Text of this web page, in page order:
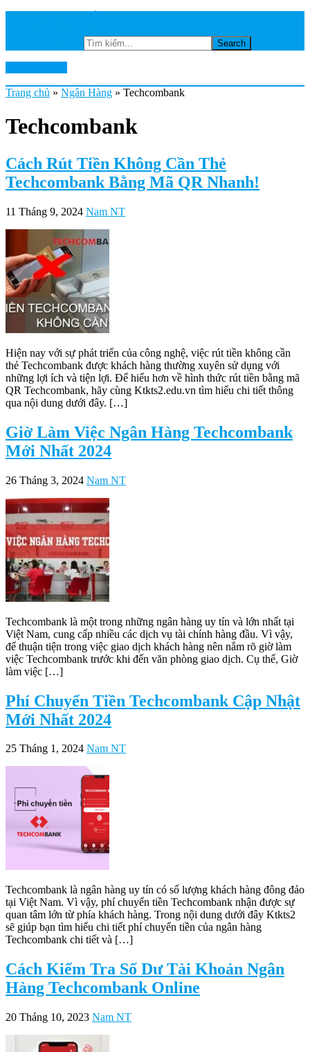
Trang chủ » Ngân Hàng » Techcombank
Techcombank
Cách Rút Tiền Không Cần Thẻ
Techcombank Bằng Mã QR Nhanh!
11 Tháng 9, 2024 Nam NT
Hiện nay với sự phát triển của công nghệ, việc rút tiền không cần
thẻ Techcombank được khách hàng thường xuyên sử dụng với
những lợi ích và tiện lợi. Để hiểu hơn về hình thức rút tiền bằng mã
QR Techcombank, hãy cùng Ktkts2.edu.vn tìm hiểu chi tiết thông
qua nội dung dưới đây. […]
Giờ Làm Việc Ngân Hàng Techcombank
Mới Nhất 2024
26 Tháng 3, 2024 Nam NT
Techcombank là một trong những ngân hàng uy tín và lớn nhất tại
Việt Nam, cung cấp nhiều các dịch vụ tài chính hàng đầu. Vì vậy,
để thuận tiện trong việc giao dịch khách hàng nên nắm rõ giờ làm
việc Techcombank trước khi đến văn phòng giao dịch. Cụ thể, Giờ
làm việc […]
Phí Chuyển Tiền Techcombank Cập Nhật
Mới Nhất 2024
25 Tháng 1, 2024 Nam NT
Techcombank là ngân hàng uy tín có số lượng khách hàng đông đảo
tại Việt Nam. Vì vậy, phí chuyển tiền Techcombank nhận được sự
quan tâm lớn từ phía khách hàng. Trong nội dung dưới đây Ktkts2
sẽ giúp bạn tìm hiểu chi tiết phí chuyển tiền của ngân hàng
Techcombank chi tiết và […]
Cách Kiểm Tra Số Dư Tài Khoản Ngân
Hàng Techcombank Online
20 Tháng 10, 2023 Nam NT